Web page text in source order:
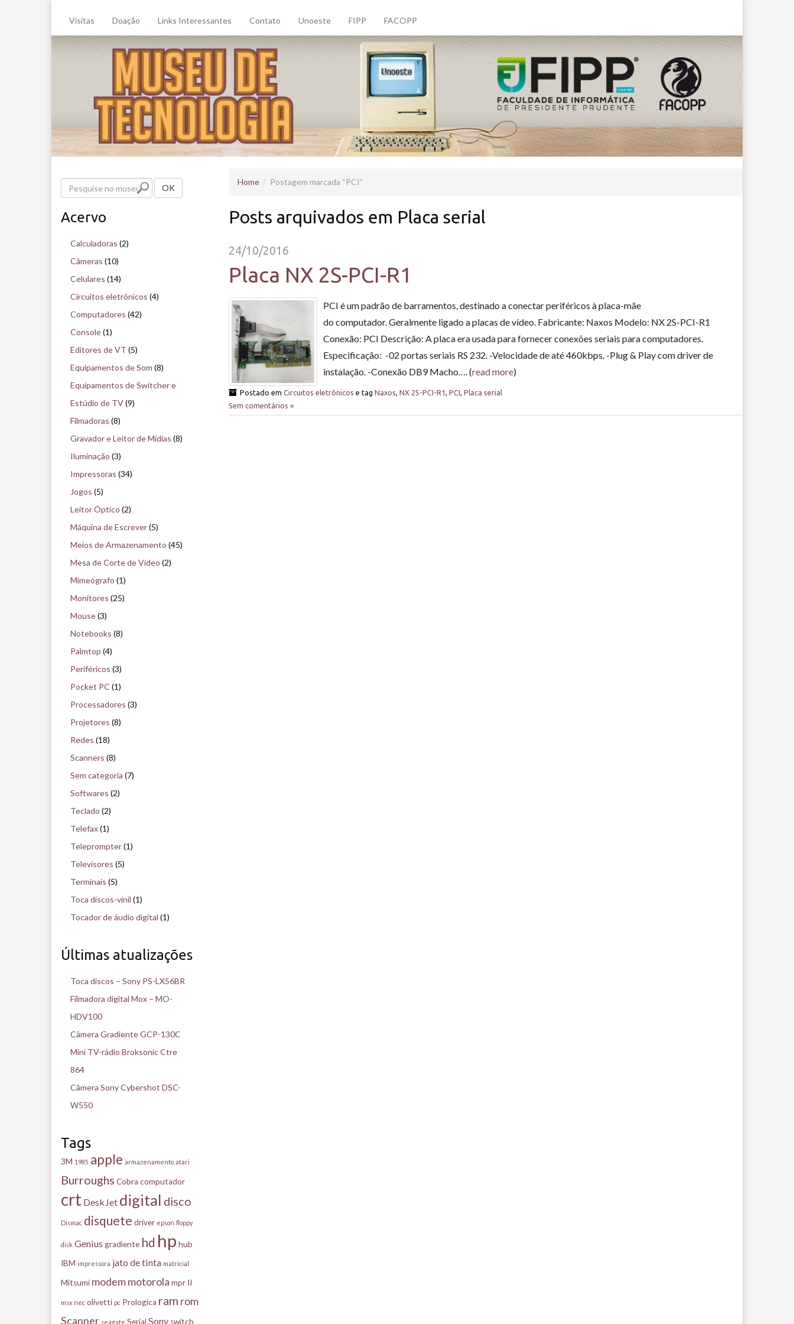
Visitas Doação Links Interessantes Contato Unoeste FIPP FACOPP
Home Postagem marcada PCI
Posts arquivados em Placa serial
24/10/2016
Placa NX 2S-PCI-R1
PCI é um padrão de barramentos, destinado a conectar periféricos à placa-mãe
do computador. Geralmente ligado a placas de vídeo. Fabricante: Naxos Modelo: NX 2S-PCI-R1
Conexão: PCI Descrição: A placa era usada para fornecer conexões seriais para computadores.
Especificação: -02 portas seriais RS 232. -Velocidade de até 460kbps. -Plug & Play com driver de
instalação. -Conexão DB9 Macho…. (read more)
Postado em Circuitos eletrônicos e tag Naxos, NX 2S-PCI-R1, PCI, Placa serial
Sem comentários »
s
OK
Acervo
Calculadoras (2)
Câmeras (10)
Celulares (14)
Circuitos eletrônicos (4)
Computadores (42)
Console(1)
Editores de VT (5)
Equipamentos de Som (8)
Equipamentos de Switcher e
Estúdio de TV(9)
Filmadoras (8)
Gravador e Leitor de Mídias (8)
Iluminação (3)
Impressoras (34)
Jogos (5)
Leitor Óptico (2)
Máquina de Escrever(5)
Meios de Armazenamento (45)
Mesa de Corte de Vídeo (2)
Mimeógrafo (1)
Monitores (25)
Mouse(3)
Notebooks (8)
Palmtop (4)
Periféricos (3)
Pocket PC (1)
Processadores (3)
Projetores (8)
Redes (18)
Scanners (8)
Sem categoria (7)
Softwares (2)
Teclado (2)
Telefax(1)
Teleprompter(1)
Televisores (5)
Terminais (5)
Toca discos-vinil (1)
Tocador de áudio digital (1)
Últimas atualizações
Toca discos – Sony PS-LX56BR
Filmadora digital Mox – MO-
HDV100
Câmera Gradiente GCP-130C
Mini TV-rádio Broksonic Ctre
864
Câmera Sony Cybershot DSC-
W550
Tags
3M 1985 apple armazenamento atari
Burroughs Cobra computador
crt DeskJet digital disco
Dismac disquete driver epson floppy
disk Genius gradiente hd hp hub
IBM impressora jato de tinta matricial
Mitsumi modemmotorola mpr II
msx nec olivetti pc Prologica ram rom
Scanner seagate Serial Sony switch